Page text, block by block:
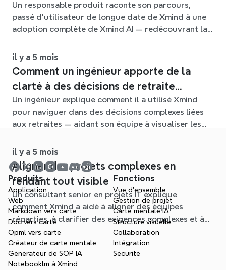
reconstruit son processus de réflexion
avec Xmind AI
Un responsable produit raconte son parcours,
passé d’utilisateur de longue date de Xmind à une
adoption complète de Xmind AI — redécouvrant la
équipe et relevant le défi croissant d’organiser les
idées à grande échelle.
il y a 5 mois
Comment un ingénieur apporte de la
clarté à des décisions de retraite
complexes
Un ingénieur explique comment il a utilisé Xmind
pour naviguer dans des décisions complexes liées
aux retraites — aidant son équipe à visualiser les
clarté à un problème autrement accablant.
il y a 5 mois
Aligner des projets complexes en
rendant tout visible
Un consultant senior en projets IT explique
comment Xmind a aidé à aligner des équipes
réparties, à clarifier des exigences complexes et à
transformer la confusion en une compréhension
partagée dans des projets critiques.
Produits
Application
Web
Markdown vers carte
Doc vers carte
Opml vers carte
Créateur de carte mentale
Générateur de SOP IA
Notebooklm à Xmind
Fonctions
Vue d'ensemble
Gestion de projet
Carte mentale IA
Structure visuelle
Collaboration
Intégration
Sécurité